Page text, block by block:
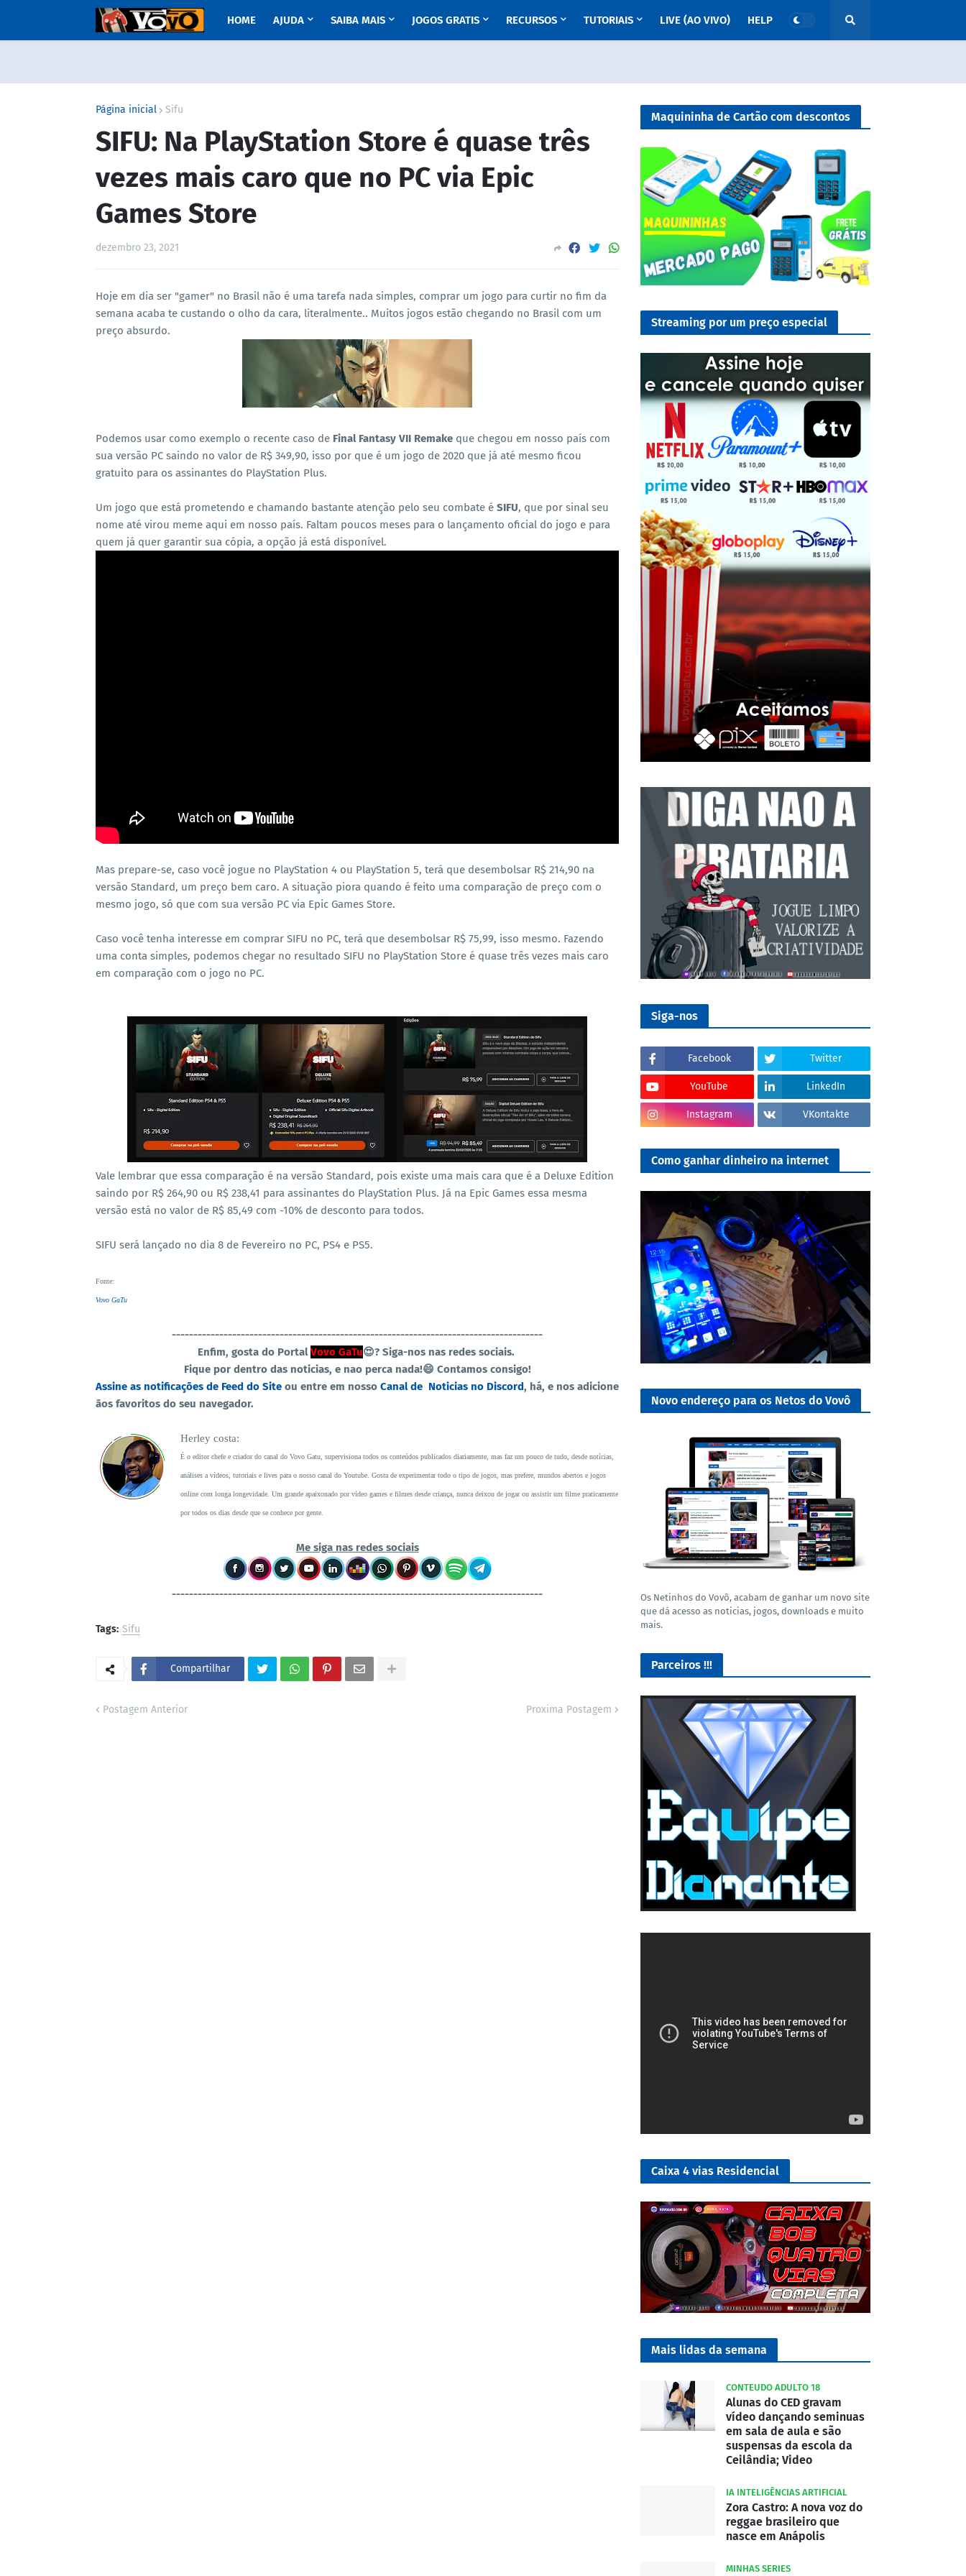
HOME AJUDA SAIBA MAIS JOGOS GRATIS RECURSOS TUTORIAIS LIVE (AO VIVO) HELP
Página inicial Sifu
SIFU: Na PlayStation Store é quase três
vezes mais caro que no PC via Epic
Games Store
dezembro 23, 2021
Hoje em dia ser "gamer" no Brasil não é uma tarefa nada simples, comprar um jogo para curtir no fim da
semana acaba te custando o olho da cara, literalmente.. Muitos jogos estão chegando no Brasil com um
preço absurdo.
Podemos usar como exemplo o recente caso de Final Fantasy VII Remake que chegou em nosso país com
sua versão PC saindo no valor de R$ 349,90, isso por que é um jogo de 2020 que já até mesmo ficou
gratuito para os assinantes do PlayStation Plus.
Um jogo que está prometendo e chamando bastante atenção pelo seu combate é SIFU, que por sinal seu
nome até virou meme aqui em nosso país. Faltam poucos meses para o lançamento oficial do jogo e para
quem já quer garantir sua cópia, a opção já está disponível.
Mas prepare-se, caso você jogue no PlayStation 4 ou PlayStation 5, terá que desembolsar R$ 214,90 na
versão Standard, um preço bem caro. A situação piora quando é feito uma comparação de preço com o
mesmo jogo, só que com sua versão PC via Epic Games Store.
Caso você tenha interesse em comprar SIFU no PC, terá que desembolsar R$ 75,99, isso mesmo. Fazendo
uma conta simples, podemos chegar no resultado SIFU no PlayStation Store é quase três vezes mais caro
em comparação com o jogo no PC.
Vale lembrar que essa comparação é na versão Standard, pois existe uma mais cara que é a Deluxe Edition
saindo por R$ 264,90 ou R$ 238,41 para assinantes do PlayStation Plus. Já na Epic Games essa mesma
versão está no valor de R$ 85,49 com -10% de desconto para todos.
SIFU será lançado no dia 8 de Fevereiro no PC, PS4 e PS5.
Fonte:
Vovo GaTu
--------------------------------------------------------------------------------------
Enfim, gosta do PortalVovo GaTu😍? Siga-nos nas redes sociais.
Fique por dentro das noticias, e nao perca nada!😄 Contamos consigo!
Assine as notificações de Feed do Site ou entre em nosso Canal de Noticias no Discord, há, e nos adicione
ãos favoritos do seu navegador.
Herley costa:
É o editor chefe e criador do canal do Vovo Gatu, supervisiona todos os conteúdos publicados diariamente, mas faz um pouco de tudo, desde notícias,
análises a vídeos, tutoriais e lives para o nosso canal do Youtube. Gosta de experimentar todo o tipo de jogos, mas prefere, mundos abertos e jogos
online com longa longevidade. Um grande apaixonado por vídeo games e filmes desde criança, nunca deixou de jogar ou assistir um filme praticamente
por todos os dias desde que se conhece por gente.
Me siga nas redes sociais
--------------------------------------------------------------------------------------
Tags: Sifu
Compartilhar
Postagem Anterior Proxima Postagem
Maquininha de Cartão com descontos
Streaming por um preço especial
Siga-nos
Facebook Twitter
YouTube LinkedIn
Instagram VKontakte
Como ganhar dinheiro na internet
Novo endereço para os Netos do Vovô
Os Netinhos do Vovô, acabam de ganhar um novo site
que dá acesso as noticias, jogos, downloads e muito
mais.
Parceiros !!!
Caixa 4 vias Residencial
Mais lidas da semana
CONTEUDO ADULTO 18
Alunas do CED gravam
vídeo dançando seminuas
em sala de aula e são
suspensas da escola da
Ceilândia; Video
IA INTELIGÊNCIAS ARTIFICIAL
Zora Castro: A nova voz do
reggae brasileiro que
nasce em Anápolis
MINHAS SERIES